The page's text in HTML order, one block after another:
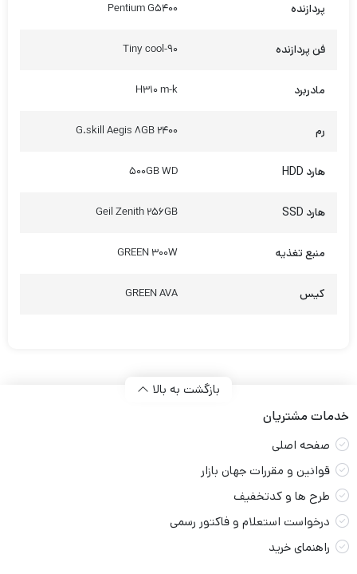
پردازنده Pentium G5400
فن پردازنده Tiny cool-90
مادربرد H310 m-k
رم G.skill Aegis 8GB 2400
هارد HDD 500GB WD
هارد SSD Geil Zenith 256GB
منبع تغذیه GREEN 300W
کیس GREEN AVA
بازگشت به بالا
خدمات مشتریان
صفحه اصلی
قوانین و مقررات جهان بازار
طرح ها و کدتخفیف
درخواست استعلام و فاکتور رسمی
راهنمای خرید